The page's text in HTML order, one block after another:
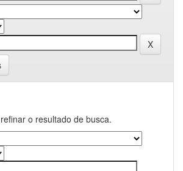
o resultado de busca.